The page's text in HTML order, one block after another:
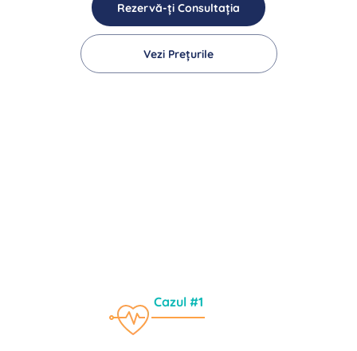
Rezervă-ți Consultația
Vezi Prețurile
Cazul #1